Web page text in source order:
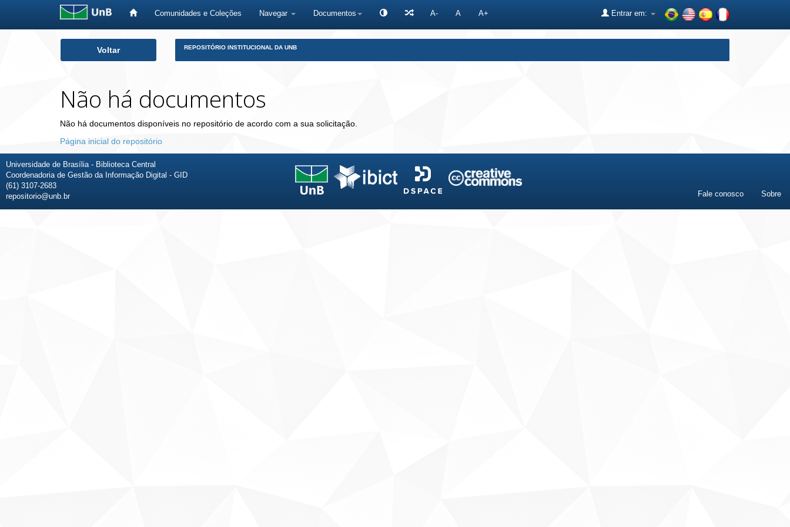
Comunidades e Coleções Navegar Documentos A- A A+ Entrar em:
Voltar REPOSITÓRIO INSTITUCIONAL DA UNB
Não há documentos
Não há documentos disponíveis no repositório de acordo com a sua solicitação.
Página inicial do repositório
Universidade de Brasília - Biblioteca Central
Coordenadoria de Gestão da Informação Digital - GID
(61) 3107-2683
repositorio@unb.br
Fale conosco Sobre